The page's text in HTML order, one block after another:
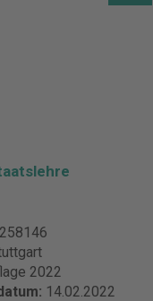
2022
14.02.2022